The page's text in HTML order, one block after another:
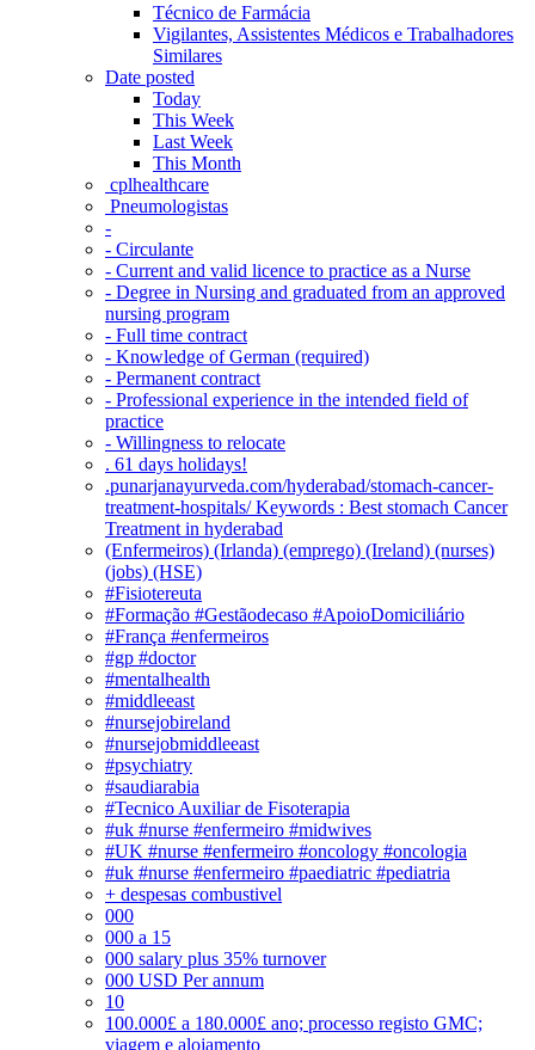
Técnico de Farmácia
Vigilantes, Assistentes Médicos e Trabalhadores
Similares
Date posted
Today
This Week
Last Week
This Month
‎ cplhealthcare‬
Pneumologistas
-
- Circulante
- Current and valid licence to practice as a Nurse
- Degree in Nursing and graduated from an approved
nursing program
- Full time contract
- Knowledge of German (required)
- Permanent contract
- Professional experience in the intended field of
practice
- Willingness to relocate
. 61 days holidays!
.punarjanayurveda.com/hyderabad/stomach-cancer-
treatment-hospitals/ Keywords : Best stomach Cancer
Treatment in hyderabad
(Enfermeiros) (Irlanda) (emprego) (Ireland) (nurses)
(jobs) (HSE)
#Fisiotereuta
#Formação #Gestãodecaso #ApoioDomiciliário
#França #enfermeiros
#gp #doctor
#mentalhealth
#middleeast
#nursejobireland
#nursejobmiddleeast
#psychiatry
#saudiarabia
#Tecnico Auxiliar de Fisoterapia
#uk #nurse #enfermeiro #midwives
#UK #nurse #enfermeiro #oncology #oncologia
#uk #nurse #enfermeiro #paediatric #pediatria
+ despesas combustivel
000
000 a 15
000 salary plus 35% turnover
000 USD Per annum
10
100.000£ a 180.000£ ano; processo registo GMC;
viagem e alojamento